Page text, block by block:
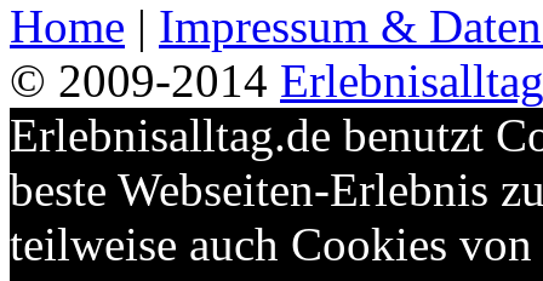
Home | Impressum &
© 2009-2014
Erlebnisalltag.de benutzt
beste Webseiten-Erlebnis
teilweise auch Cookies